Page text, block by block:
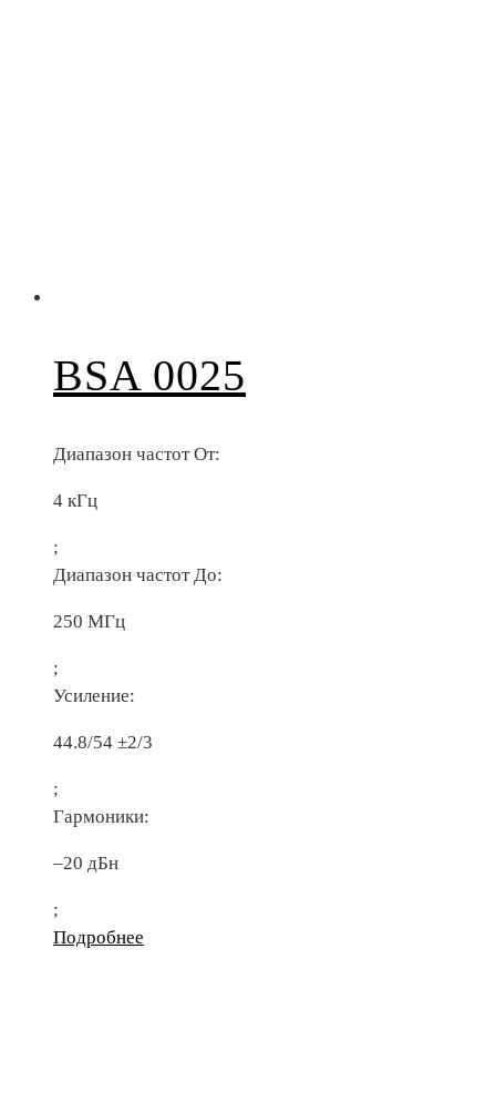
BSA 0025
Диапазон частот От:
4 кГц
;
Диапазон частот До:
250 МГц
;
Усиление:
44.8/54 ±2/3
;
Гармоники:
–20 дБн
;
Подробнее